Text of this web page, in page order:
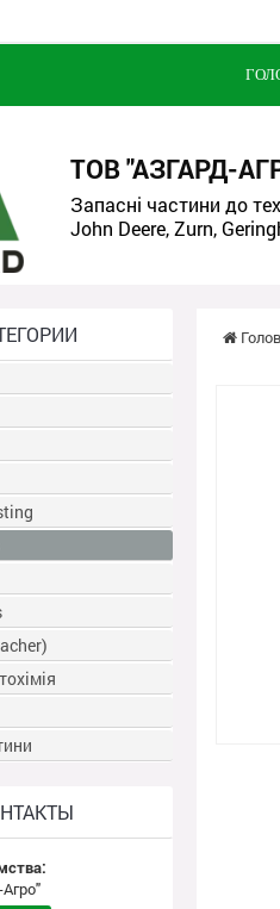
ТОВ "АЗГАРД-
Запасні частини до
John Deere, Zurn,